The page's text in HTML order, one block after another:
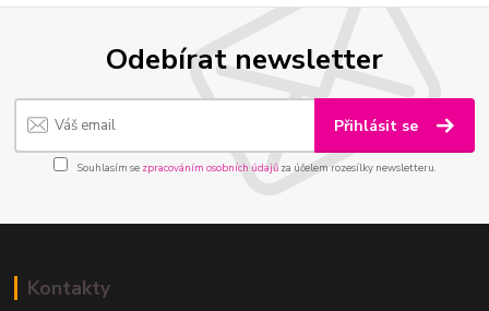
Odebírat newsletter
Přihlásit se
Souhlasím se zpracováním osobních údajůza účelem rozesílky newsletteru.
Kontakty